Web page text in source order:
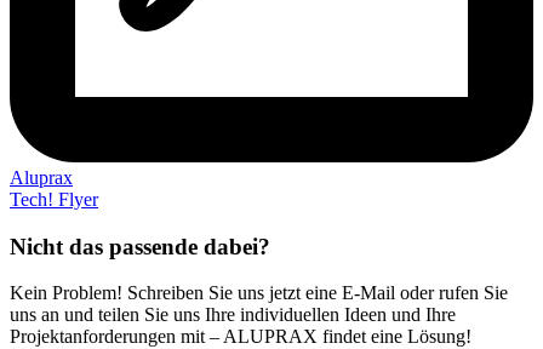
Aluprax
Tech! Flyer
Nicht das passende dabei?
Kein Problem! Schreiben Sie uns jetzt eine E-Mail oder rufen Sie
uns an und teilen Sie uns Ihre individuellen Ideen und Ihre
Projektanforderungen mit – ALUPRAX findet eine Lösung!